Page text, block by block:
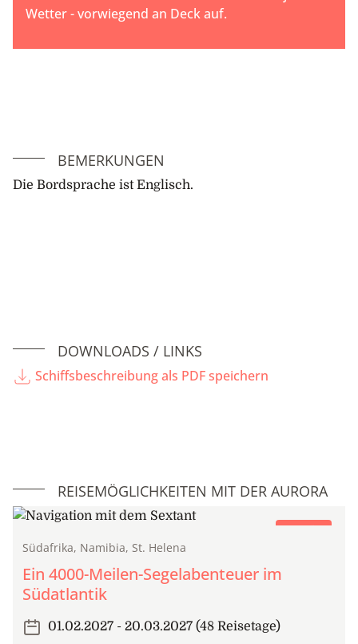
Wetter - vorwiegend an Deck auf.
BEMERKUNGEN
Die Bordsprache ist Englisch.
DOWNLOADS / LINKS
Schiffsbeschreibung als PDF speichern
REISEMÖGLICHKEITEN MIT DER AURORA
Segeltörn
Südafrika, Namibia, St. Helena
Ein 4000-Meilen-Segelabenteuer im
Südatlantik
01.02.2027 - 20.03.2027 (48 Reisetage)